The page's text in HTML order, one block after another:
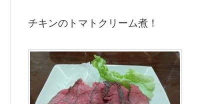
チキンのトマトクリーム煮！